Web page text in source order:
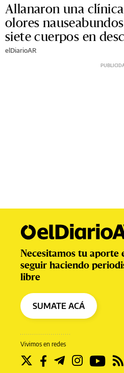
Allanaron una
olores
siete cuerpos en
elDiarioAR
Vivimos en redes
Necesitamos tu aporte
seguir haciendo
libre
SUMATE ACÁ